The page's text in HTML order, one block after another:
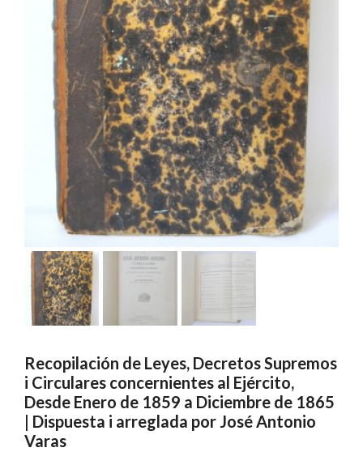
Recopilación de Leyes, Decretos Supremos
i Circulares concernientes al Ejército,
Desde Enero de 1859 a Diciembre de 1865
| Dispuesta i arreglada por José Antonio
Varas